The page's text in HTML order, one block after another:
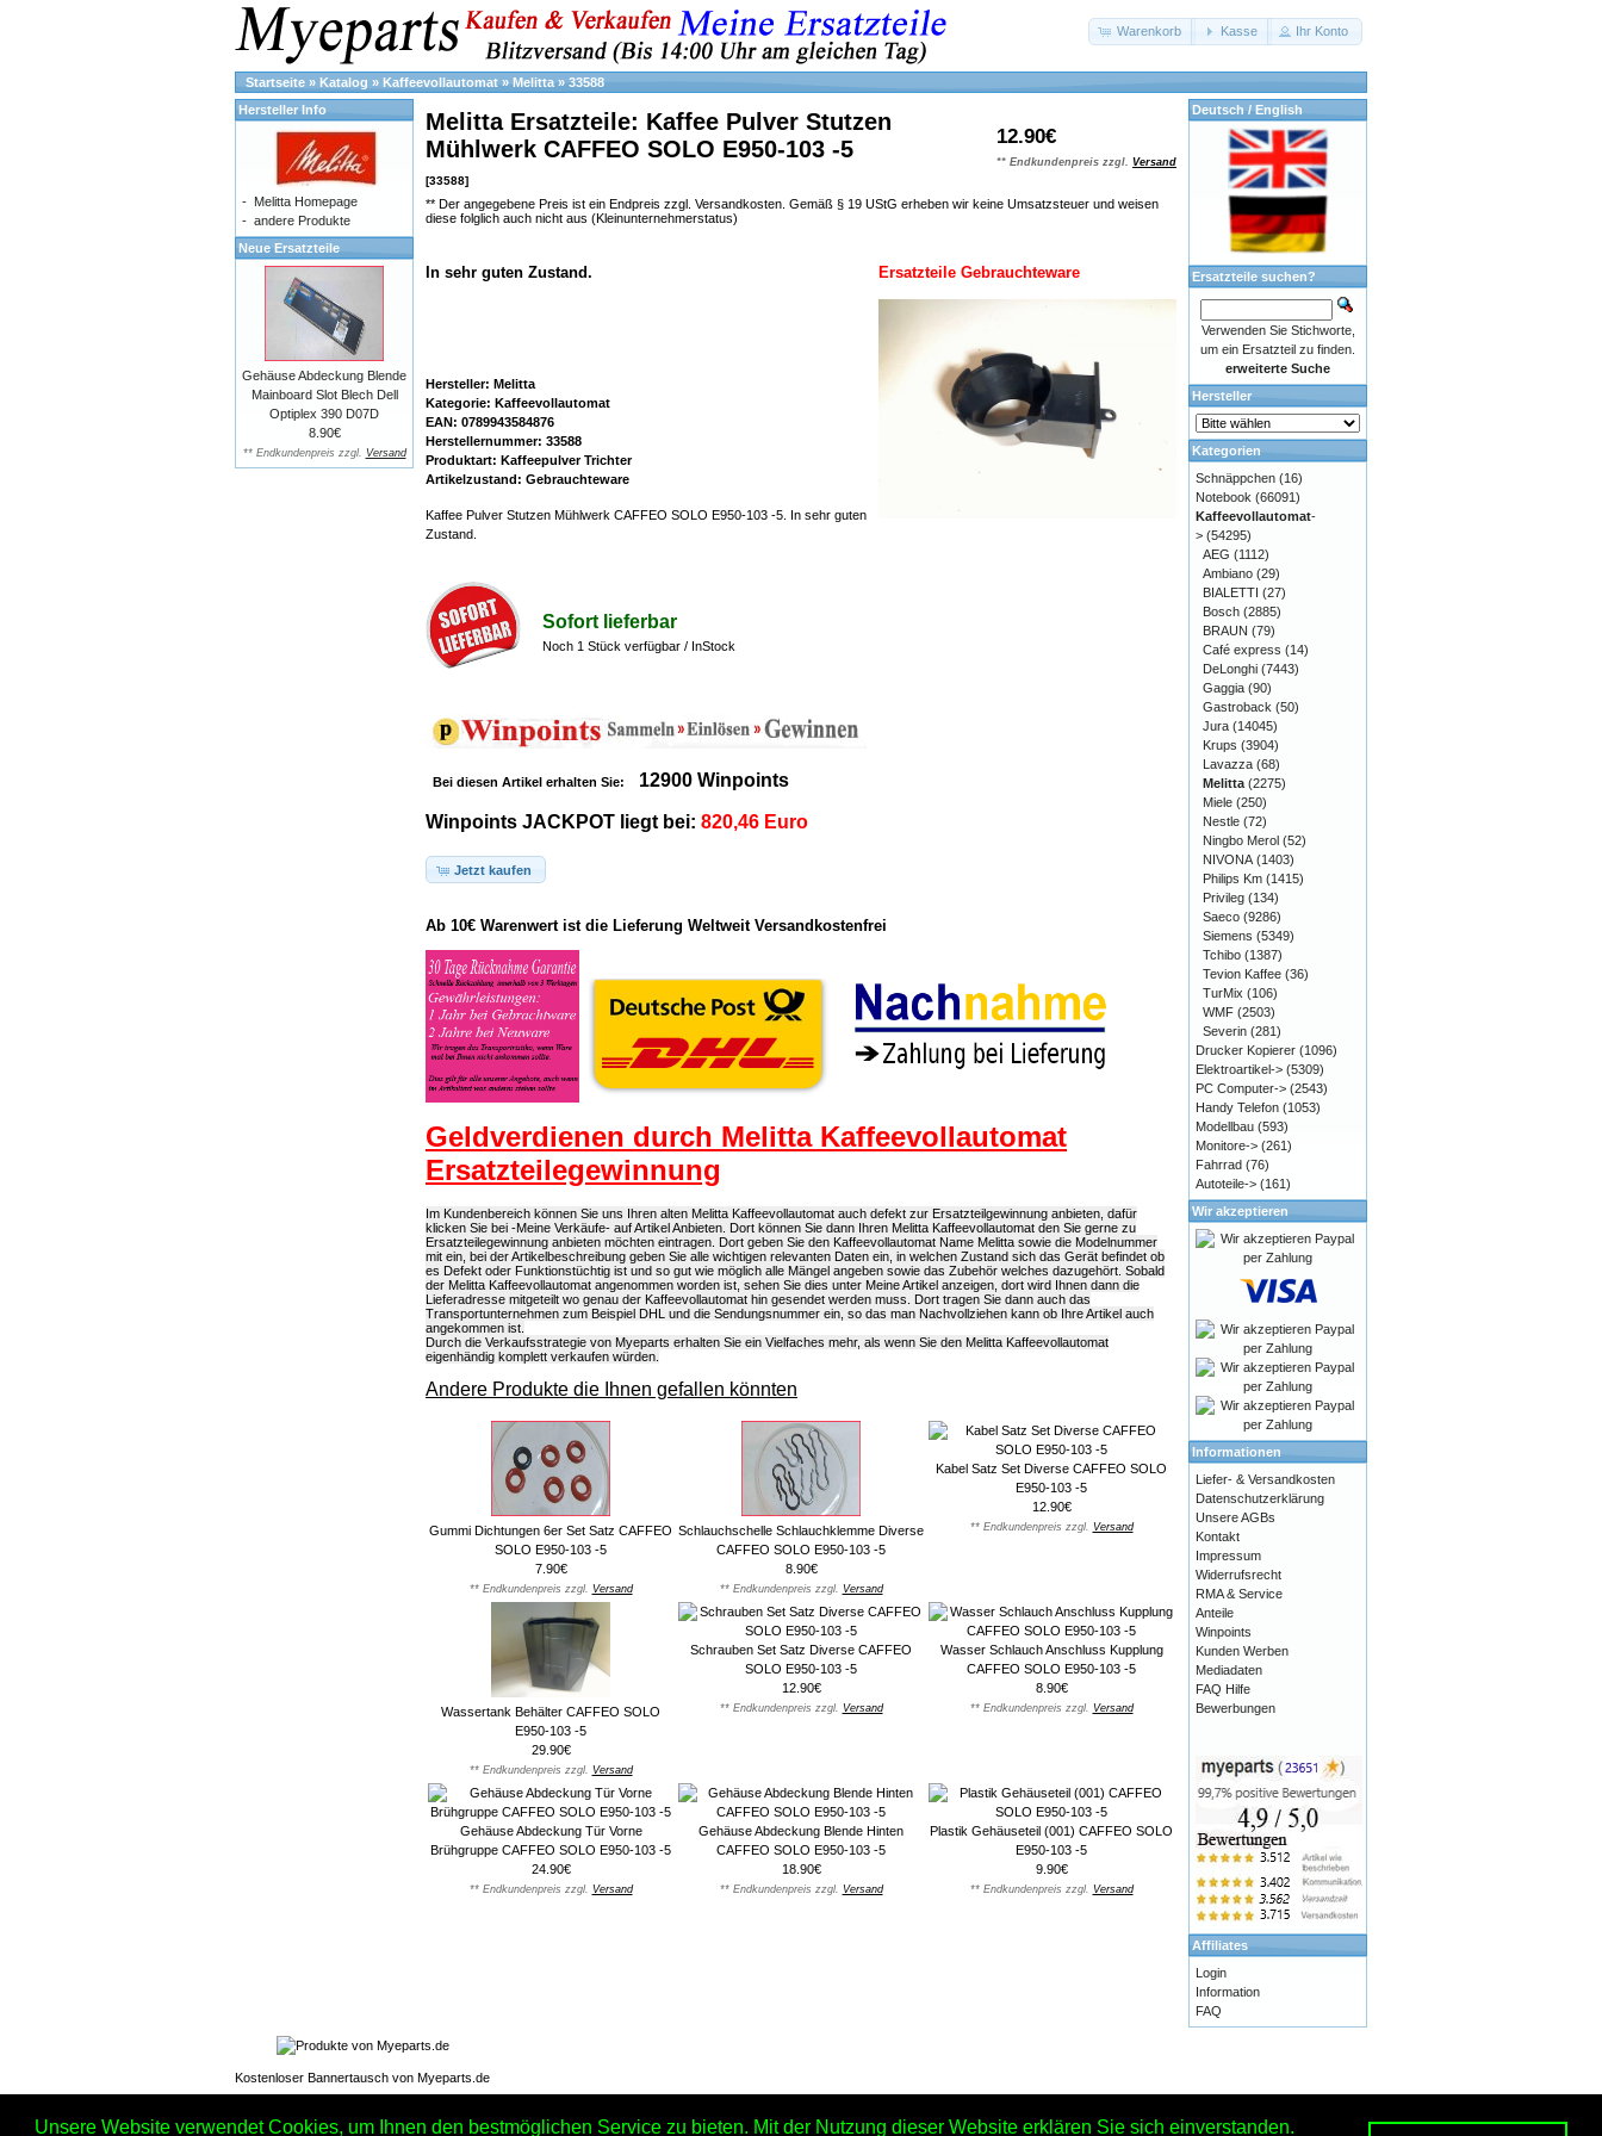
Unsere Website verwendet Cookies, um Ihnen den bestmöglichen Service zu bieten. Mit der Nutzung dieser Website erklären Sie sich einverstanden.
Warenkorb Kasse Ihr Konto
Startseite » Katalog » Kaffeevollautomat » Melitta » 33588
12.90€
** Endkundenpreis zzgl. Versand
Melitta Ersatzteile: Kaffee Pulver Stutzen
Mühlwerk CAFFEO SOLO E950-103 -5
[33588]
** Der angegebene Preis ist ein Endpreis zzgl. Versandkosten. Gemäß § 19 UStG erheben wir keine Umsatzsteuer und weisen
diese folglich auch nicht aus (Kleinunternehmerstatus)
Ersatzteile Gebrauchteware
In sehr guten Zustand.
Hersteller: Melitta
Kategorie: Kaffeevollautomat
EAN: 0789943584876
Herstellernummer: 33588
Produktart: Kaffeepulver Trichter
Artikelzustand: Gebrauchteware
Kaffee Pulver Stutzen Mühlwerk CAFFEO SOLO E950-103 -5. In sehr guten
Zustand.
Sofort lieferbar
Noch 1 Stück verfügbar / InStock
Bei diesen Artikel erhalten Sie: 12900 Winpoints
Winpoints JACKPOT liegt bei: 820,46 Euro
Jetzt kaufen
Ab 10€ Warenwert ist die Lieferung Weltweit Versandkostenfrei
Geldverdienen durch Melitta Kaffeevollautomat
Ersatzteilegewinnung
Im Kundenbereich können Sie uns Ihren alten Melitta Kaffeevollautomat auch defekt zur Ersatzteilgewinnung anbieten, dafür
klicken Sie bei -Meine Verkäufe- auf Artikel Anbieten. Dort können Sie dann Ihren Melitta Kaffeevollautomat den Sie gerne zu
Ersatzteilegewinnung anbieten möchten eintragen. Dort geben Sie den Kaffeevollautomat Name Melitta sowie die Modelnummer
mit ein, bei der Artikelbeschreibung geben Sie alle wichtigen relevanten Daten ein, in welchen Zustand sich das Gerät befindet ob
es Defekt oder Funktionstüchtig ist und so gut wie möglich alle Mängel angeben sowie das Zubehör welches dazugehört. Sobald
der Melitta Kaffeevollautomat angenommen worden ist, sehen Sie dies unter Meine Artikel anzeigen, dort wird Ihnen dann die
Lieferadresse mitgeteilt wo genau der Kaffeevollautomat hin gesendet werden muss. Dort tragen Sie dann auch das
Transportunternehmen zum Beispiel DHL und die Sendungsnummer ein, so das man Nachvollziehen kann ob Ihre Artikel auch
angekommen ist.
Durch die Verkaufsstrategie von Myeparts erhalten Sie ein Vielfaches mehr, als wenn Sie den Melitta Kaffeevollautomat
eigenhändig komplett verkaufen würden.
Andere Produkte die Ihnen gefallen könnten
Gummi Dichtungen 6er Set Satz CAFFEO
SOLO E950-103 -5
7.90€
** Endkundenpreis zzgl. Versand
Schlauchschelle Schlauchklemme Diverse
CAFFEO SOLO E950-103 -5
8.90€
** Endkundenpreis zzgl. Versand
Kabel Satz Set Diverse CAFFEO SOLO
E950-103 -5
12.90€
** Endkundenpreis zzgl. Versand
Wassertank Behälter CAFFEO SOLO
E950-103 -5
29.90€
** Endkundenpreis zzgl. Versand
Schrauben Set Satz Diverse CAFFEO
SOLO E950-103 -5
12.90€
** Endkundenpreis zzgl. Versand
Wasser Schlauch Anschluss Kupplung
CAFFEO SOLO E950-103 -5
8.90€
** Endkundenpreis zzgl. Versand
Gehäuse Abdeckung Tür Vorne
Brühgruppe CAFFEO SOLO E950-103 -5
24.90€
** Endkundenpreis zzgl. Versand
Gehäuse Abdeckung Blende Hinten
CAFFEO SOLO E950-103 -5
18.90€
** Endkundenpreis zzgl. Versand
Plastik Gehäuseteil (001) CAFFEO SOLO
E950-103 -5
9.90€
** Endkundenpreis zzgl. Versand
Hersteller Info
- Melitta Homepage
- andere Produkte
Neue Ersatzteile
Gehäuse Abdeckung Blende
Mainboard Slot Blech Dell
Optiplex 390 D07D
8.90€
** Endkundenpreis zzgl. Versand
Deutsch / English
Ersatzteile suchen?
Verwenden Sie Stichworte,
um ein Ersatzteil zu finden.
erweiterte Suche
Hersteller
Kategorien
Schnäppchen (16)
Notebook (66091)
Kaffeevollautomat-
> (54295)
AEG (1112)
Ambiano (29)
BIALETTI (27)
Bosch (2885)
BRAUN (79)
Café express (14)
DeLonghi (7443)
Gaggia (90)
Gastroback (50)
Jura (14045)
Krups (3904)
Lavazza (68)
Melitta (2275)
Miele (250)
Nestle (72)
Ningbo Merol (52)
NIVONA (1403)
Philips Km (1415)
Privileg (134)
Saeco (9286)
Siemens (5349)
Tchibo (1387)
Tevion Kaffee (36)
TurMix (106)
WMF (2503)
Severin (281)
Drucker Kopierer (1096)
Elektroartikel-> (5309)
PC Computer-> (2543)
Handy Telefon (1053)
Modellbau (593)
Monitore-> (261)
Fahrrad (76)
Autoteile-> (161)
Wir akzeptieren
Informationen
Liefer- & Versandkosten
Datenschutzerklärung
Unsere AGBs
Kontakt
Impressum
Widerrufsrecht
RMA & Service
Anteile
Winpoints
Kunden Werben
Mediadaten
FAQ Hilfe
Bewerbungen
Affiliates
Login
Information
FAQ
Kostenloser Bannertausch von Myeparts.de